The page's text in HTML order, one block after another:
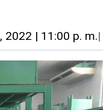
2022 | 11:00 p. m.|